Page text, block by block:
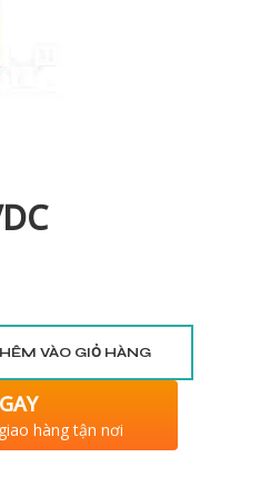
VÀO GIỎ HÀNG
hàng tận nơi